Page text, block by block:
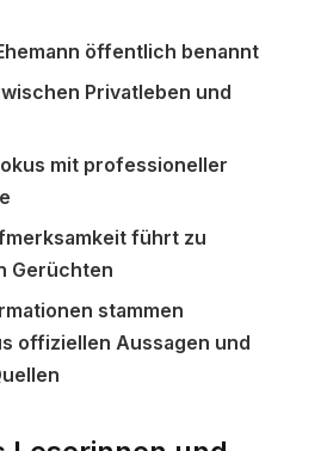
öffentlich benannt
Privatleben und
mit professioneller
führt zu
Gerüchten
stammen
offiziellen Aussagen und